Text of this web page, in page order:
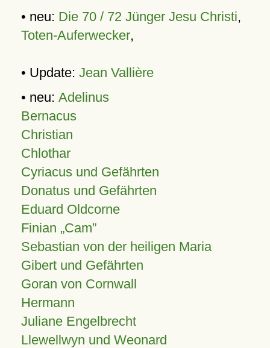
• neu: Die 70 / 72 Jünger Jesu Christi,
Toten-Auferwecker,
• Update: Jean Vallière
• neu: Adelinus
Bernacus
Christian
Chlothar
Cyriacus und Gefährten
Donatus und Gefährten
Eduard Oldcorne
Finian Cam
Sebastian von der heiligen Maria
Gibert und Gefährten
Goran von Cornwall
Hermann
Juliane Engelbrecht
Llewellwyn und Weonard